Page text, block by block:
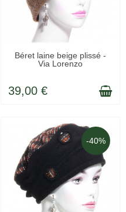
LIVRAISON 48H
Béret laine beige plissé -
Via Lorenzo
39,00 €
-40%